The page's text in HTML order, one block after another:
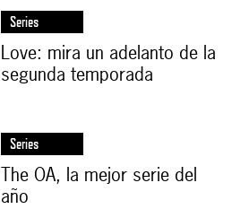
Series
Love: mira un adelanto de la
segunda temporada
Series
The OA, la mejor serie del
año